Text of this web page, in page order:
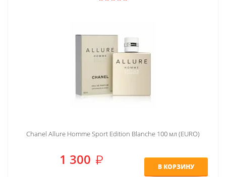
Chanel Allure Homme Sport Edition Blanche 100 мл (EURO)
1 300 В КОРЗИНУ